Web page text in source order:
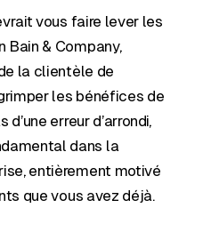
vous faire lever les
Bain & Company,
la clientèle de
les bénéfices de
d’une erreur d’arrondi,
dans la
entièrement motivé
que vous avez déjà.